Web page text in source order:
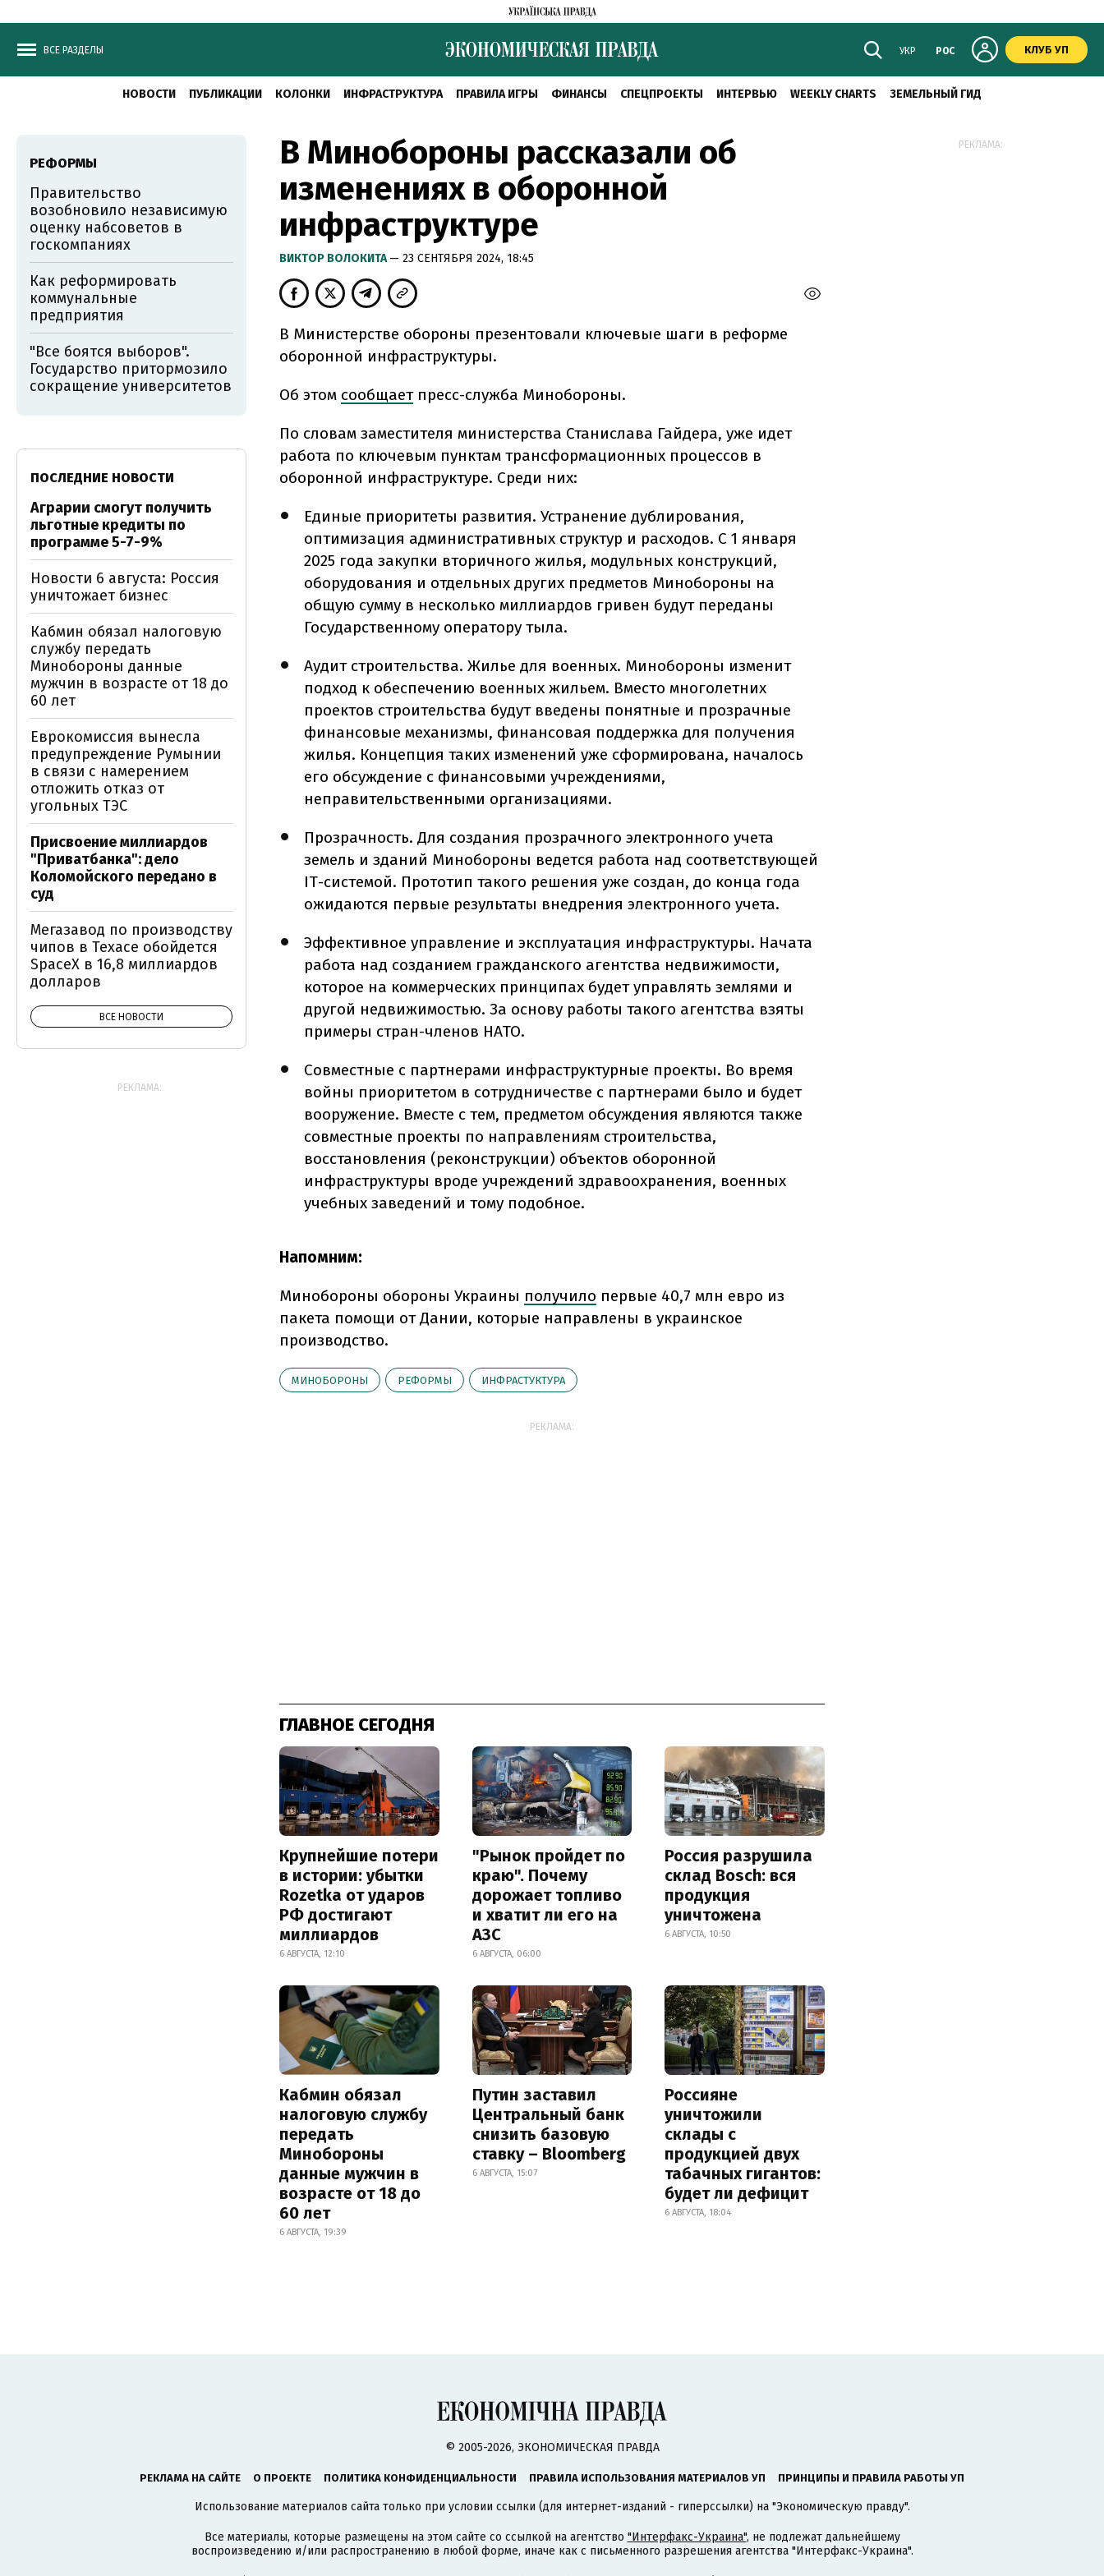
ВСЕ РАЗДЕЛЫ УКР РОС КЛУБ УП
НОВОСТИ ПУБЛИКАЦИИ КОЛОНКИ ИНФРАСТРУКТУРА ПРАВИЛА ИГРЫ ФИНАНСЫ СПЕЦПРОЕКТЫ ИНТЕРВЬЮ WEEKLY CHARTS ЗЕМЕЛЬНЫЙ ГИД
В Минобороны рассказали об
изменениях в оборонной
инфраструктуре
ВИКТОР ВОЛОКИТА— 23 СЕНТЯБРЯ 2024, 18:45
В Министерстве обороны презентовали ключевые шаги в реформе
оборонной инфраструктуры.
Об этом сообщаетпресс-служба Минобороны.
По словам заместителя министерства Станислава Гайдера, уже идет
работа по ключевым пунктам трансформационных процессов в
оборонной инфраструктуре. Среди них:
Единые приоритеты развития. Устранение дублирования,
оптимизация административных структур и расходов. С 1 января
2025 года закупки вторичного жилья, модульных конструкций,
оборудования и отдельных других предметов Минобороны на
общую сумму в несколько миллиардов гривен будут переданы
Государственному оператору тыла.
Аудит строительства. Жилье для военных. Минобороны изменит
подход к обеспечению военных жильем. Вместо многолетних
проектов строительства будут введены понятные и прозрачные
финансовые механизмы, финансовая поддержка для получения
жилья. Концепция таких изменений уже сформирована, началось
его обсуждение с финансовыми учреждениями,
неправительственными организациями.
Прозрачность. Для создания прозрачного электронного учета
земель и зданий Минобороны ведется работа над соответствующей
ІТ-системой. Прототип такого решения уже создан, до конца года
ожидаются первые результаты внедрения электронного учета.
Эффективное управление и эксплуатация инфраструктуры. Начата
работа над созданием гражданского агентства недвижимости,
которое на коммерческих принципах будет управлять землями и
другой недвижимостью. За основу работы такого агентства взяты
примеры стран-членов НАТО.
Совместные с партнерами инфраструктурные проекты. Во время
войны приоритетом в сотрудничестве с партнерами было и будет
вооружение. Вместе с тем, предметом обсуждения являются также
совместные проекты по направлениям строительства,
восстановления (реконструкции) объектов оборонной
инфраструктуры вроде учреждений здравоохранения, военных
учебных заведений и тому подобное.
Напомним:
Минобороны обороны Украины получило первые 40,7 млн евро из
пакета помощи от Дании, которые направлены в украинское
производство.
МИНОБОРОНЫ РЕФОРМЫ ИНФРАСТУКТУРА
РЕКЛАМА:
ГЛАВНОЕ СЕГОДНЯ
Крупнейшие потери
в истории: убытки
Rozetka от ударов
РФ достигают
миллиардов
6 АВГУСТА, 12:10
"Рынок пройдет по
краю". Почему
дорожает топливо
и хватит ли его на
АЗС
6 АВГУСТА, 06:00
Россия разрушила
склад Bosch: вся
продукция
уничтожена
6 АВГУСТА, 10:50
Кабмин обязал
налоговую службу
передать
Минобороны
данные мужчин в
возрасте от 18 до
60 лет
6 АВГУСТА, 19:39
Путин заставил
Центральный банк
снизить базовую
ставку – Bloomberg
6 АВГУСТА, 15:07
Россияне
уничтожили
склады с
продукцией двух
табачных гигантов:
будет ли дефицит
6 АВГУСТА, 18:04
РЕФОРМЫ
Правительство
возобновило независимую
оценку набсоветов в
госкомпаниях
Как реформировать
коммунальные
предприятия
"Все боятся выборов".
Государство притормозило
сокращение университетов
ПОСЛЕДНИЕ НОВОСТИ
Аграрии смогут получить
льготные кредиты по
программе 5-7-9%
Новости 6 августа: Россия
уничтожает бизнес
Кабмин обязал налоговую
службу передать
Минобороны данные
мужчин в возрасте от 18 до
60 лет
Еврокомиссия вынесла
предупреждение Румынии
в связи с намерением
отложить отказ от
угольных ТЭС
Присвоение миллиардов
"Приватбанка": дело
Коломойского передано в
суд
Мегазавод по производству
чипов в Техасе обойдется
SpaceX в 16,8 миллиардов
долларов
ВСЕ НОВОСТИ
РЕКЛАМА:
РЕКЛАМА:
© 2005-2026, ЭКОНОМИЧЕСКАЯ ПРАВДА
РЕКЛАМА НА САЙТЕ О ПРОЕКТЕ ПОЛИТИКА КОНФИДЕНЦИАЛЬНОСТИ ПРАВИЛА ИСПОЛЬЗОВАНИЯ МАТЕРИАЛОВ УП ПРИНЦИПЫ И ПРАВИЛА РАБОТЫ УП
Использование материалов сайта только при условии ссылки (для интернет-изданий - гиперссылки) на "Экономическую правду".
Все материалы, которые размещены на этом сайте со ссылкой на агентство "Интерфакс-Украина", не подлежат дальнейшему
воспроизведению и/или распространению в любой форме, иначе как с письменного разрешения агентства "Интерфакс-Украина".